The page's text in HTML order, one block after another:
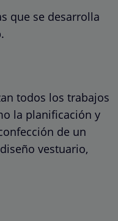
que se desarrolla
todos los trabajos
la planificación y
de un
vestuario,